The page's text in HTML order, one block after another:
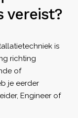
vereist?
is
richting
of
je eerder
Engineer of